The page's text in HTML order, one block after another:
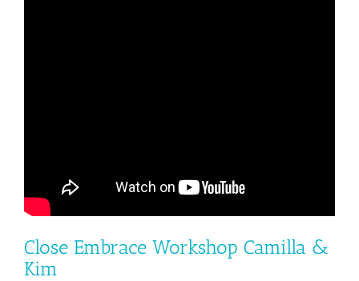
Close Embrace Workshop Camilla &
Kim